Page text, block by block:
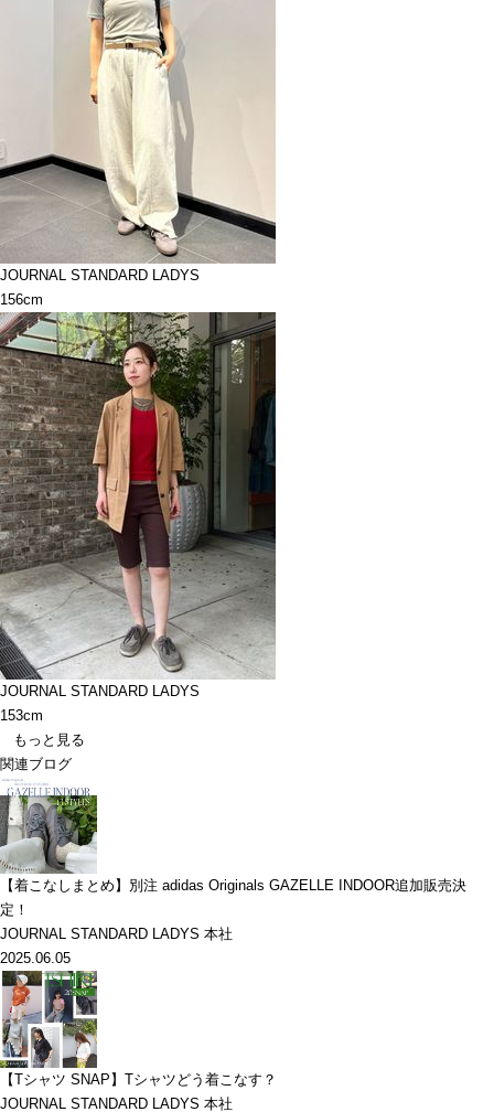
JOURNAL STANDARD LADYS
156cm
JOURNAL STANDARD LADYS
153cm
もっと見る
関連ブログ
【着こなしまとめ】別注 adidas Originals GAZELLE INDOOR追加販売決
定！
JOURNAL STANDARD LADYS 本社
2025.06.05
【Tシャツ SNAP】Tシャツどう着こなす？
JOURNAL STANDARD LADYS 本社